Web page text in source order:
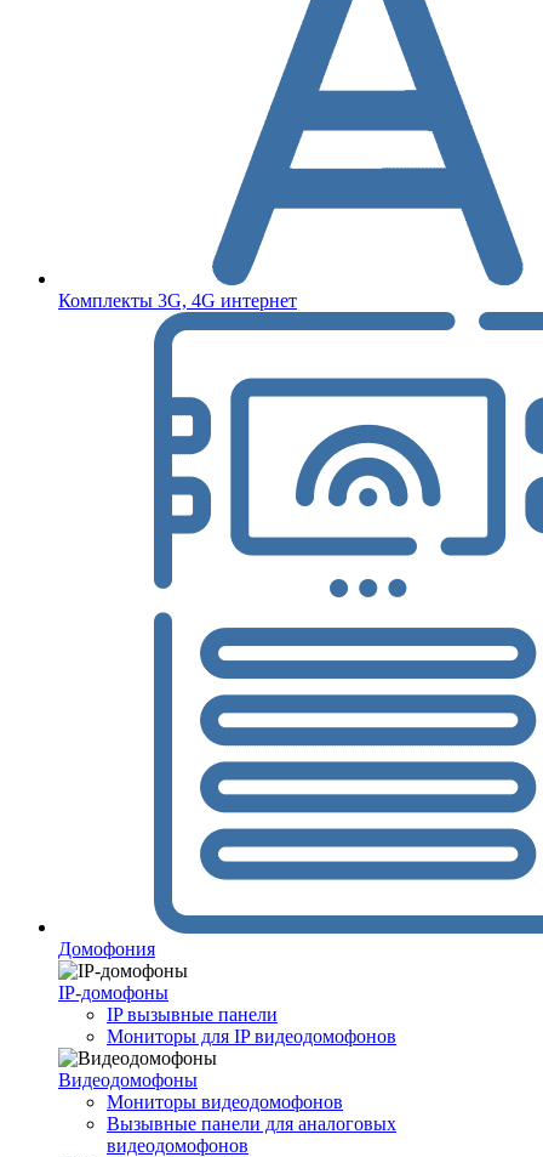
Комплекты 3G, 4G интернет
Домофония
IP-домофоны
IP вызывные панели
Мониторы для IP видеодомофонов
Видеодомофоны
Мониторы видеодомофонов
Вызывные панели для аналоговых
видеодомофонов